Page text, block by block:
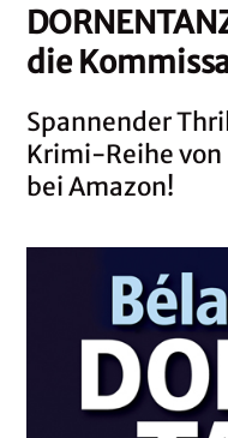
die
Spannender
Krimi-Reihe
bei Amazon!